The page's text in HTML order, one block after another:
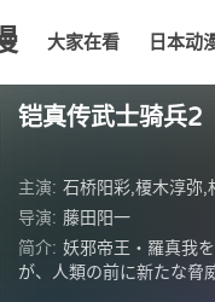
大家在看 日本动
国产动漫 欧美动漫
铠真传武士骑兵2
主演: 石桥阳彩,榎木淳弥,村濑步,武内骏辅,熊
导演: 藤田阳一
简介: 妖邪帝王・羅真我
が、人類の前に新たな脅